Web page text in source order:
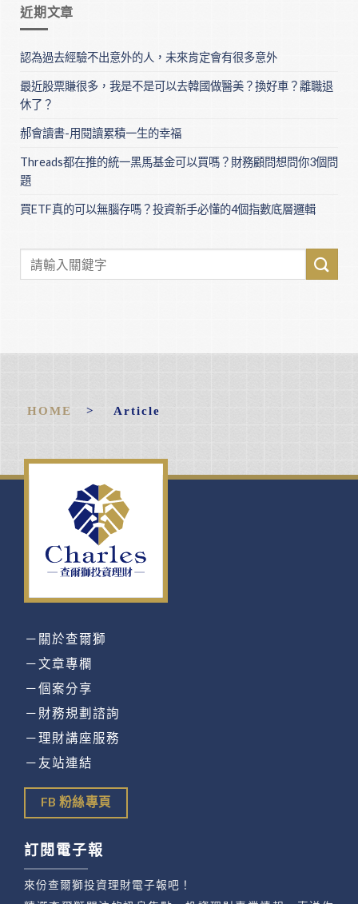
近期文章
認為過去經驗不出意外的人，未來肯定會有很多意外
最近股票賺很多，我是不是可以去韓國做醫美？換好車？離職退
休了？
郝會讀書-用閱讀累積一生的幸福
Threads都在推的統一黑馬基金可以買嗎？財務顧問想問你3個問
題
買ETF真的可以無腦存嗎？投資新手必懂的4個指數底層邏輯
HOME > Article
－關於查爾獅
－文章專欄
－個案分享
－財務規劃諮詢
－理財講座服務
－友站連結
FB 粉絲專頁
訂閱電子報
來份查爾獅投資理財電子報吧！